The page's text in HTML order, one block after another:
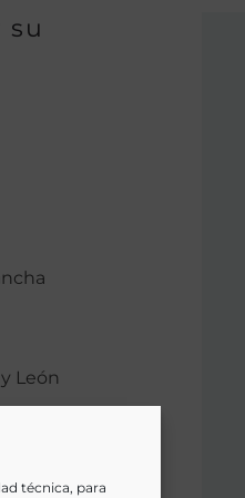
técnica, para
su
León